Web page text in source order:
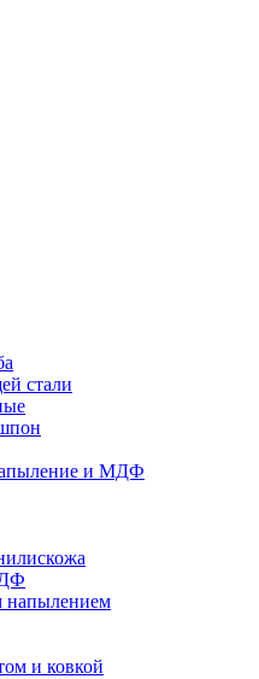
стали
и МДФ
напылением
и ковкой